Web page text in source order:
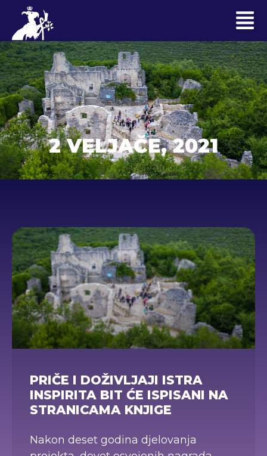
2 VELJAČE, 2021
PRIČE I DOŽIVLJAJI ISTRA
INSPIRITA BIT ĆE ISPISANI NA
STRANICAMA KNJIGE
Nakon deset godina djelovanja